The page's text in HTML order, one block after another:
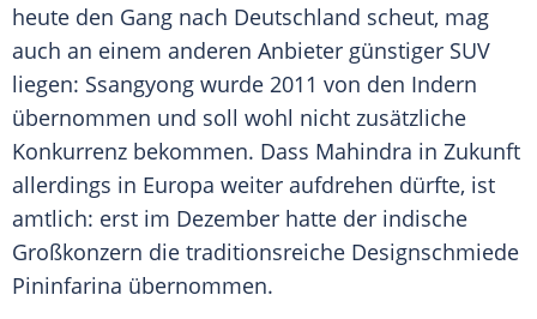
heute den Gang nach Deutschland scheut, mag
auch an einem anderen Anbieter günstiger SUV
liegen: Ssangyong wurde 2011 von den Indern
übernommen und soll wohl nicht zusätzliche
Konkurrenz bekommen. Dass Mahindra in Zukunft
allerdings in Europa weiter aufdrehen dürfte, ist
amtlich: erst im Dezember hatte der indische
Großkonzern die traditionsreiche Designschmiede
Pininfarina übernommen.